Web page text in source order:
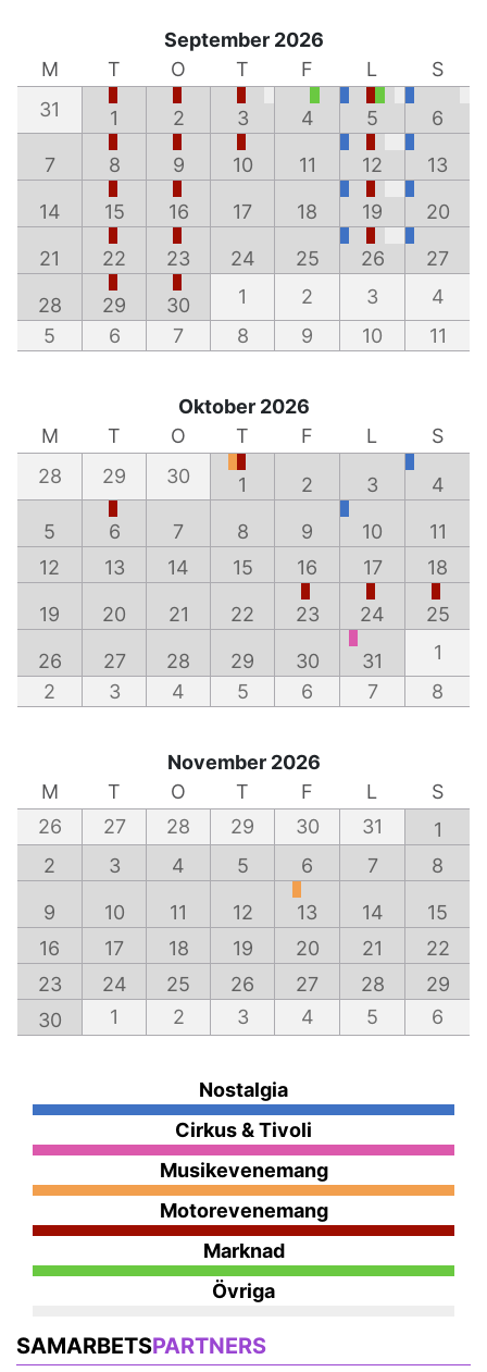
September 2026
M
T O T F L
S
31
1 2 3 4 5 6
7 8 9 10 11 12 13
14 15 16 17 18 19 20
21 22 23 24 25 26 27
28 29 30 1 2 3
4
5
6 7 8 9 10 11
Oktober 2026
M
T O T F L
S
28
29 30 1 2 3 4
5 6 7 8 9 10
11
12
13 14 15 16 17 18
19 20 21 22 23 24 25
26 27 28 29 30 31
1
2
3 4 5 6 7 8
November 2026
M
T O T F L
S
26
27 28 29 30 31
1
2
3 4 5 6 7 8
9 10 11 12 13 14
15
16
17 18 19 20 21
22
23
24 25 26 27 28
29
30
1 2 3 4 5 6
Nostalgia
Cirkus & Tivoli
Musikevenemang
Motorevenemang
Marknad
Övriga
SAMARBETSPARTNERS